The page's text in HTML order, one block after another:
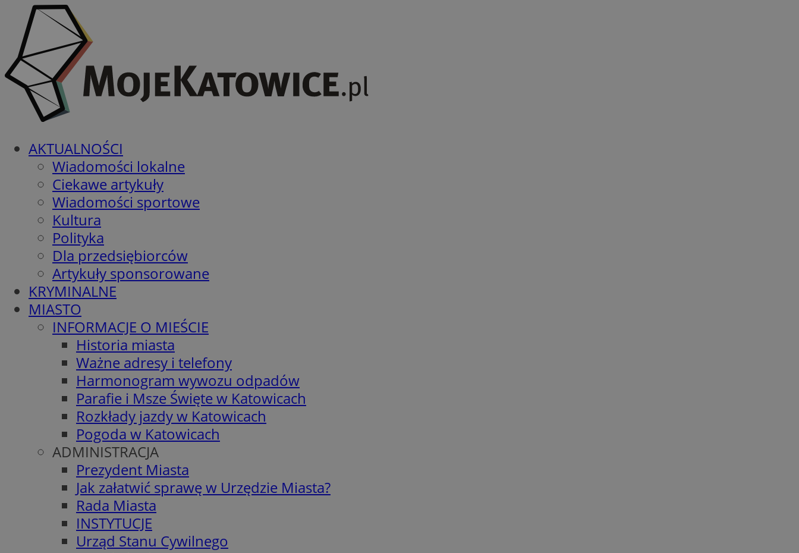
AKTUALNOŚCI
Wiadomości lokalne
Ciekawe artykuły
Wiadomości sportowe
Kultura
Polityka
Dla przedsiębiorców
Artykuły sponsorowane
KRYMINALNE
MIASTO
INFORMACJE O MIEŚCIE
Historia miasta
Ważne adresy i telefony
Harmonogram wywozu odpadów
Parafie i Msze Święte w Katowicach
Rozkłady jazdy w Katowicach
Pogoda w Katowicach
ADMINISTRACJA
Prezydent Miasta
Jak załatwić sprawę w Urzędzie Miasta?
Rada Miasta
INSTYTUCJE
Urząd Stanu Cywilnego